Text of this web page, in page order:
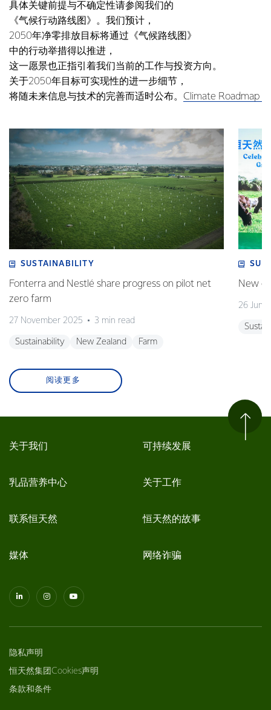
具体关键前提与不确定性请参阅我们的
《气候行动路线图》。我们预计，
2050年净零排放目标将通过《气候路线图》
中的行动举措得以推进，
这一愿景也正指引着我们当前的工作与投资方向。
关于2050年目标可实现性的进一步细节，
将随未来信息与技术的完善而适时公布。 Climate Roadmap
SUSTAINABILITY
Fonterra and Nestlé share progress on pilot net
zero farm
27 November 2025 3 min read
Sustainability New Zealand Farm
New
26 June
阅读更多
关于我们 可持续发展
乳品营养中心 关于工作
联系恒天然 恒天然的故事
媒体 网络诈骗
隐私声明
恒天然集团Cookies声明
条款和条件